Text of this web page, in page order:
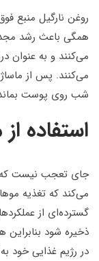
همگی باعث رشد
می‌کنند و به عنوان
می‌کنند. پس از
شب روی پوست
استفاده
جای تعجب نیست که
می‌کند که تغذیه
گسترده‌ای از
ذخیره شود بنابراین
در رژیم غذایی خود